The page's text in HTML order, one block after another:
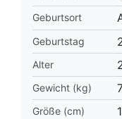
Geburtsort
Geburtstag
Alter
Gewicht (kg)
Größe (cm)